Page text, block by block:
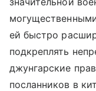
ей быстро
подкреплять
джунгарские
посланников в